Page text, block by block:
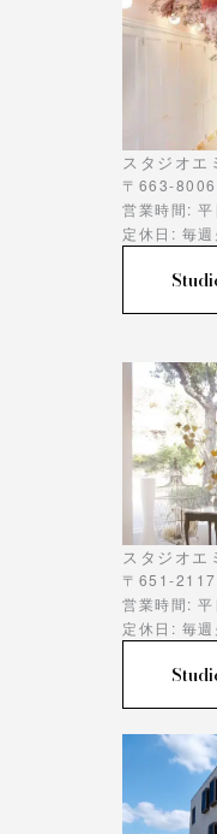
スタジオエ
〒663-
営業時間:
定休日: 毎週
スタジオエ
〒651-
営業時間:
定休日: 毎週